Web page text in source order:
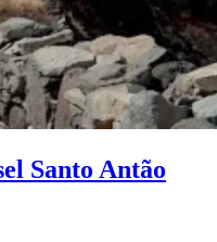
Santo Antão